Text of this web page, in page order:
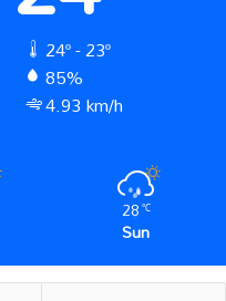
24º - 23º
85%
4.93 km/h
28℃
Sun